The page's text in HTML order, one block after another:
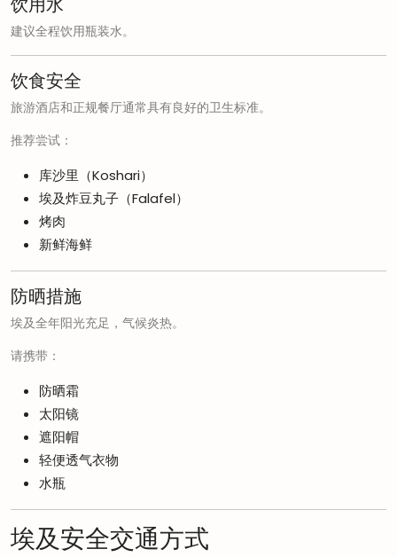
建议全程饮用瓶装水。
饮食安全
旅游酒店和正规餐厅通常具有良好的卫生标准。
推荐尝试：
库沙里（Koshari）
埃及炸豆丸子（Falafel）
烤肉
新鲜海鲜
防晒措施
埃及全年阳光充足，气候炎热。
请携带：
防晒霜
太阳镜
遮阳帽
轻便透气衣物
水瓶
埃及安全交通方式